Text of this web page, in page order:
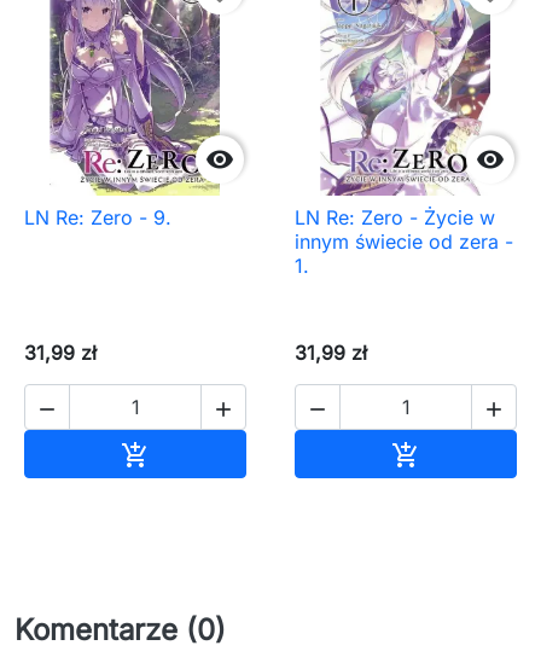

LN Re: Zero - 9.
31,99 zł
 


LN Re: Zero - Życie w
innym świecie od zera -
1.
31,99 zł
 

Komentarze (0)